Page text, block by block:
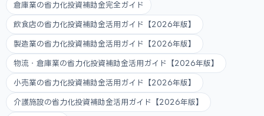
倉庫業の省力化投資補助金完全ガイド
飲食店の省力化投資補助金活用ガイド【2026年版】
製造業の省力化投資補助金活用ガイド【2026年版】
物流・倉庫業の省力化投資補助金活用ガイド【2026年版】
小売業の省力化投資補助金活用ガイド【2026年版】
介護施設の省力化投資補助金活用ガイド【2026年版】